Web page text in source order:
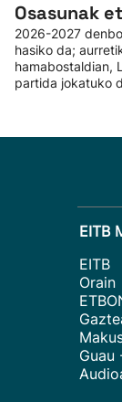
Osasunak
2026-2027
hasiko da;
hamabostaldian,
partida jokatuko
EITB
EITB
Orain
Guau